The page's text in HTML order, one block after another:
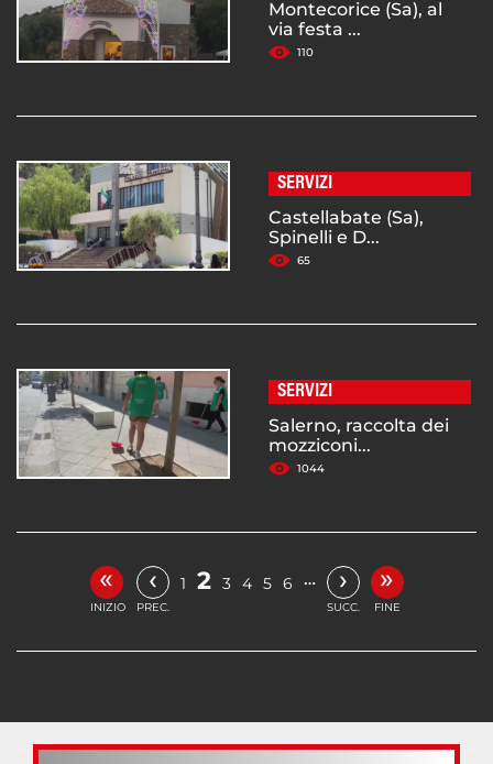
Montecorice (Sa), al
via festa ...
110
SERVIZI
Castellabate (Sa),
Spinelli e D...
65
SERVIZI
Salerno, raccolta dei
mozziconi...
1044
«
INIZIO
‹
PREC.
1 2 3 4 5 6 … ›
SUCC.
»
FINE